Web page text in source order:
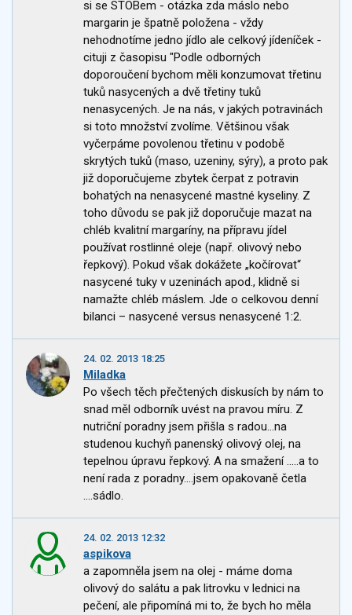
si se STOBem - otázka zda máslo nebo
margarin je špatně položena - vždy
nehodnotíme jedno jídlo ale celkový jídeníček -
cituji z časopisu "Podle odborných
doporoučení bychom měli konzumovat třetinu
tuků nasycených a dvě třetiny tuků
nenasycených. Je na nás, v jakých potravinách
si toto množství zvolíme. Většinou však
vyčerpáme povolenou třetinu v podobě
skrytých tuků (maso, uzeniny, sýry), a proto pak
již doporučujeme zbytek čerpat z potravin
bohatých na nenasycené mastné kyseliny. Z
toho důvodu se pak již doporučuje mazat na
chléb kvalitní margaríny, na přípravu jídel
používat rostlinné oleje (např. olivový nebo
řepkový). Pokud však dokážete „kočírovat“
nasycené tuky v uzeninách apod., klidně si
namažte chléb máslem. Jde o celkovou denní
bilanci – nasycené versus nenasycené 1:2.
24. 02. 2013 18:25
Miladka
Po všech těch přečtených diskusích by nám to
snad měl odborník uvést na pravou míru. Z
nutriční poradny jsem přišla s radou...na
studenou kuchyň panenský olivový olej, na
tepelnou úpravu řepkový. A na smažení .....a to
není rada z poradny....jsem opakovaně četla
....sádlo.
24. 02. 2013 12:32
aspikova
a zapomněla jsem na olej - máme doma
olivový do salátu a pak litrovku v lednici na
pečení, ale připomíná mi to, že bych ho měla